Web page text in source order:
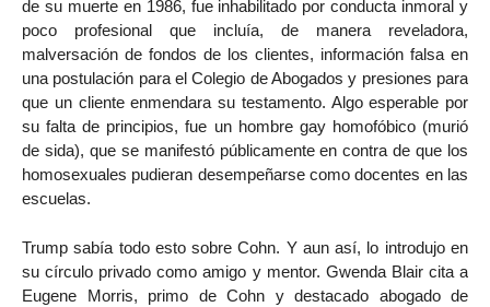
de su muerte en 1986, fue inhabilitado por conducta inmoral y
poco profesional que incluía, de manera reveladora,
malversación de fondos de los clientes, información falsa en
una postulación para el Colegio de Abogados y presiones para
que un cliente enmendara su testamento. Algo esperable por
su falta de principios, fue un hombre gay homofóbico (murió
de sida), que se manifestó públicamente en contra de que los
homosexuales pudieran desempeñarse como docentes en las
escuelas.
Trump sabía todo esto sobre Cohn. Y aun así, lo introdujo en
su círculo privado como amigo y mentor. Gwenda Blair cita a
Eugene Morris, primo de Cohn y destacado abogado de